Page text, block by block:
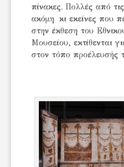
πίνακες. Πολλές από
ακόμη κι εκείνες που
στην έκθεση του
Μουσείου, εκτίθενται
στον τόπο προέλευσής